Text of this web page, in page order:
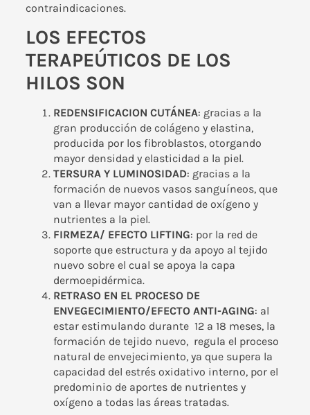
contraindicaciones.
LOS EFECTOS
TERAPEÚTICOS DE LOS
HILOS SON
REDENSIFICACION CUTÁNEA: gracias a la
gran producción de colágeno y elastina,
producida por los fibroblastos, otorgando
mayor densidad y elasticidad a la piel.
TERSURA Y LUMINOSIDAD: gracias a la
formación de nuevos vasos sanguíneos, que
van a llevar mayor cantidad de oxígeno y
nutrientes a la piel.
FIRMEZA/ EFECTO LIFTING: por la red de
soporte que estructura y da apoyo al tejido
nuevo sobre el cual se apoya la capa
dermoepidérmica.
RETRASO EN EL PROCESO DE
ENVEGECIMIENTO/EFECTO ANTI-AGING: al
estar estimulando durante 12 a 18 meses, la
formación de tejido nuevo, regula el proceso
natural de envejecimiento, ya que supera la
capacidad del estrés oxidativo interno, por el
predominio de aportes de nutrientes y
oxígeno a todas las áreas tratadas.